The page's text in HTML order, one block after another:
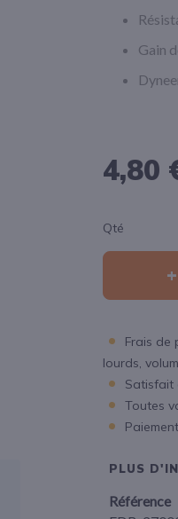
Gain
4,80
Qté
Frais de
lourds,
Satisfait
Toutes
PLUS
Référence